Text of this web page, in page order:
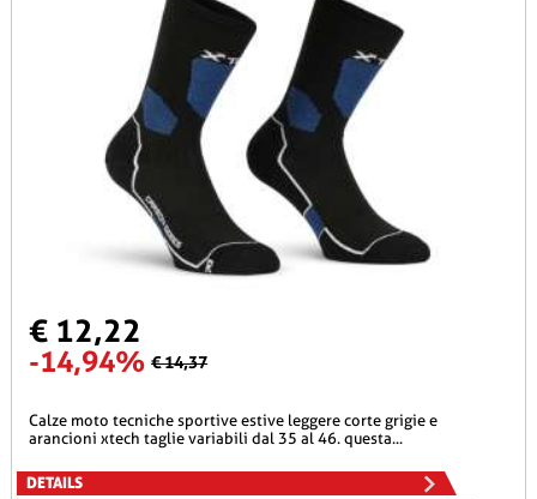
€ 12,22
-14,94% € 14,37
calze moto tecniche sportive estive leggere corte grigie e
arancioni xtech taglie variabili dal 35 al 46. questa...
DETAILS